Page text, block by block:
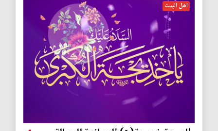
اهل البيت